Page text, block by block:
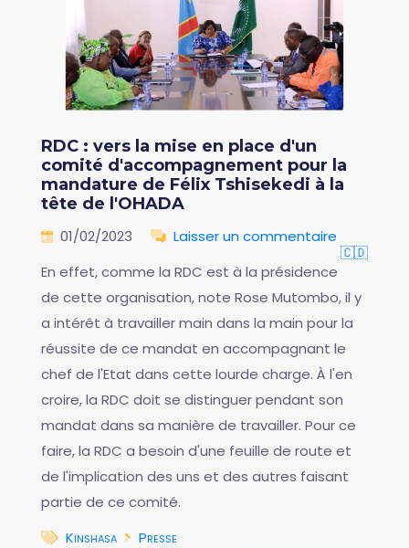
RDC : vers la mise en place d'un
comité d'accompagnement pour la
mandature de Félix Tshisekedi à la
tête de l'OHADA
01/02/2023
Laisser un commentaire
🇨🇩
En effet, comme la RDC est à la présidence
de cette organisation, note Rose Mutombo, il y
a intérêt à travailler main dans la main pour la
réussite de ce mandat en accompagnant le
chef de l'Etat dans cette lourde charge. À l'en
croire, la RDC doit se distinguer pendant son
mandat dans sa manière de travailler. Pour ce
faire, la RDC a besoin d'une feuille de route et
de l'implication des uns et des autres faisant
partie de ce comité.
Kinshasa
Presse